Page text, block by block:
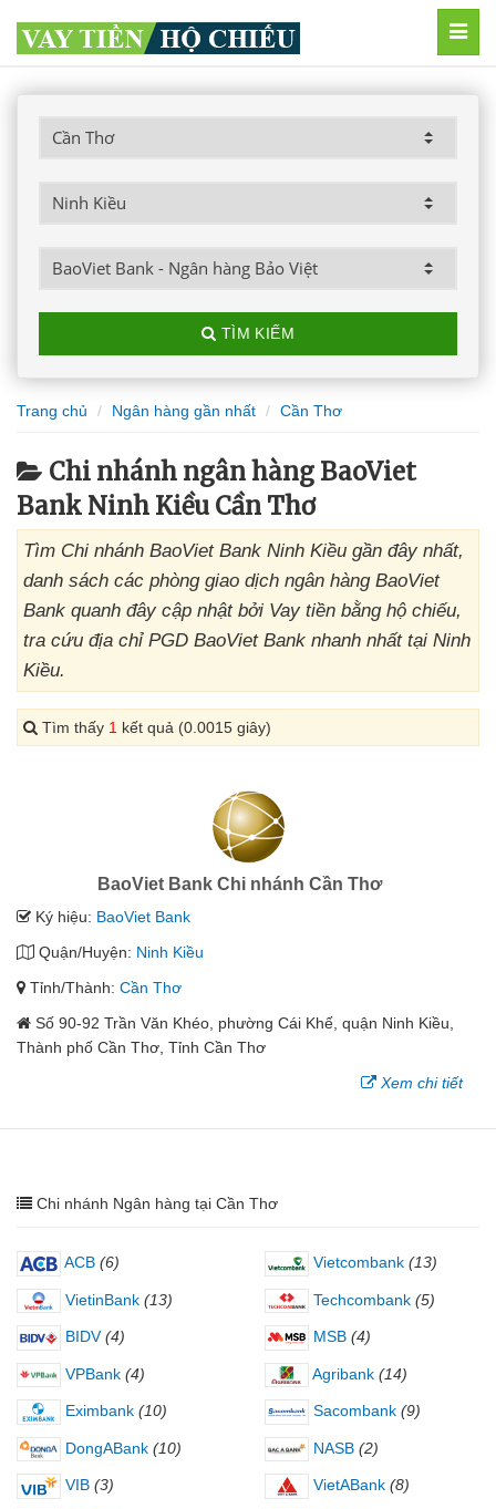
TÌM KIẾM
Trang chủ Ngân hàng gần nhất Cần Thơ
Chi nhánh ngân hàng BaoViet
Bank Ninh Kiều Cần Thơ
Tìm Chi nhánh BaoViet Bank Ninh Kiều gần đây nhất,
danh sách các phòng giao dịch ngân hàng BaoViet
Bank quanh đây cập nhật bởi Vay tiền bằng hộ chiếu,
tra cứu địa chỉ PGD BaoViet Bank nhanh nhất tại Ninh
Kiều.
Tìm thấy 1 kết quả (0.0015 giây)
BaoViet Bank Chi nhánh Cần Thơ
Ký hiệu: BaoViet Bank
Quận/Huyện: Ninh Kiều
Tỉnh/Thành: Cần Thơ
Số 90-92 Trần Văn Khéo, phường Cái Khế, quận Ninh Kiều,
Thành phố Cần Thơ, Tỉnh Cần Thơ
Xem chi tiết
Chi nhánh Ngân hàng tại Cần Thơ
ACB (6) Vietcombank (13)
VietinBank (13) Techcombank (5)
BIDV (4) MSB (4)
VPBank (4) Agribank (14)
Eximbank (10) Sacombank (9)
DongABank (10) NASB (2)
VIB (3) VietABank (8)